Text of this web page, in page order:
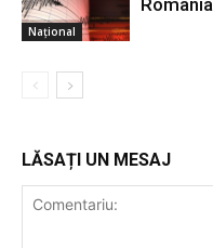
Național
LĂSAȚI UN MESAJ